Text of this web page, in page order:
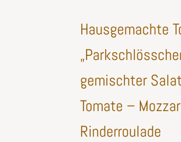
Hausgemachte
gemischter
Tomate –
Rinderroulade